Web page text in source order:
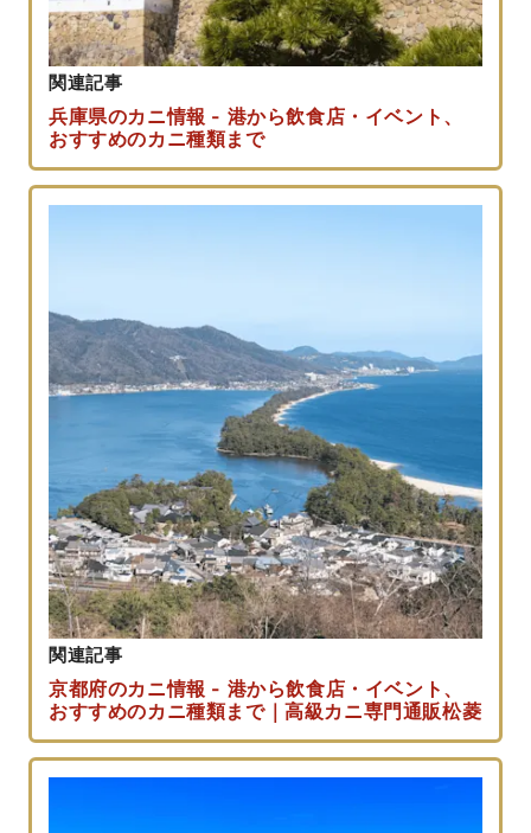
関連記事
兵庫県のカニ情報 - 港から飲食店・イベント、
おすすめのカニ種類まで
関連記事
京都府のカニ情報 - 港から飲食店・イベント、
おすすめのカニ種類まで｜高級カニ専門通販松菱